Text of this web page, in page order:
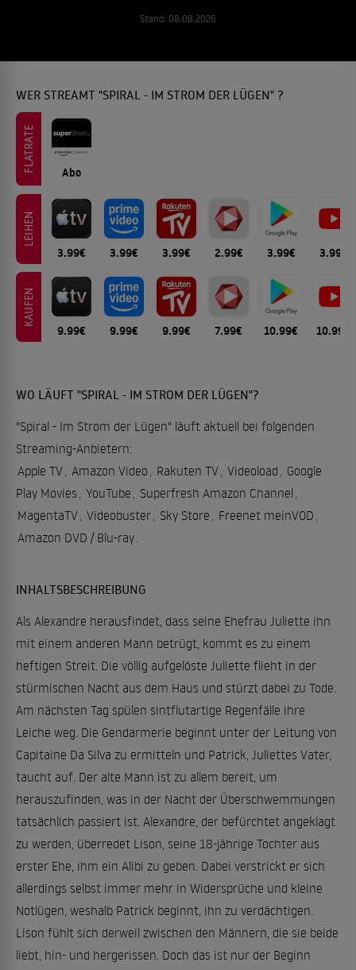
Stand: 08.08.2026
WER STREAMT "SPIRAL - IM STROM DER LÜGEN" ?
FLATRATE Abo
LEIHEN
3.99€ 3.99€ 3.99€ 2.99€ 3.99€ 3.99€
KAUFEN
9.99€ 9.99€ 9.99€ 7.99€ 10.99€ 10.99€
WO LÄUFT "SPIRAL - IM STROM DER LÜGEN"?
"Spiral - Im Strom der Lügen" läuft aktuell bei folgenden
Streaming-Anbietern:
Apple TV Amazon Video Rakuten TV Videoload
Google
Play Movies YouTube Superfresh Amazon Channel
MagentaTV Videobuster Sky Store Freenet meinVOD
Amazon DVD / Blu-ray
INHALTSBESCHREIBUNG
Als Alexandre herausfindet, dass seine Ehefrau Juliette ihn
mit einem anderen Mann betrügt, kommt es zu einem
heftigen Streit. Die völlig aufgelöste Juliette flieht in der
stürmischen Nacht aus dem Haus und stürzt dabei zu Tode.
Am nächsten Tag spülen sintflutartige Regenfälle ihre
Leiche weg. Die Gendarmerie beginnt unter der Leitung von
Capitaine Da Silva zu ermitteln und Patrick, Juliettes Vater,
taucht auf. Der alte Mann ist zu allem bereit, um
herauszufinden, was in der Nacht der Überschwemmungen
tatsächlich passiert ist. Alexandre, der befürchtet angeklagt
zu werden, überredet Lison, seine 18-jährige Tochter aus
erster Ehe, ihm ein Alibi zu geben. Dabei verstrickt er sich
allerdings selbst immer mehr in Widersprüche und kleine
Notlügen, weshalb Patrick beginnt, ihn zu verdächtigen.
Lison fühlt sich derweil zwischen den Männern, die sie beide
liebt, hin- und hergerissen. Doch das ist nur der Beginn